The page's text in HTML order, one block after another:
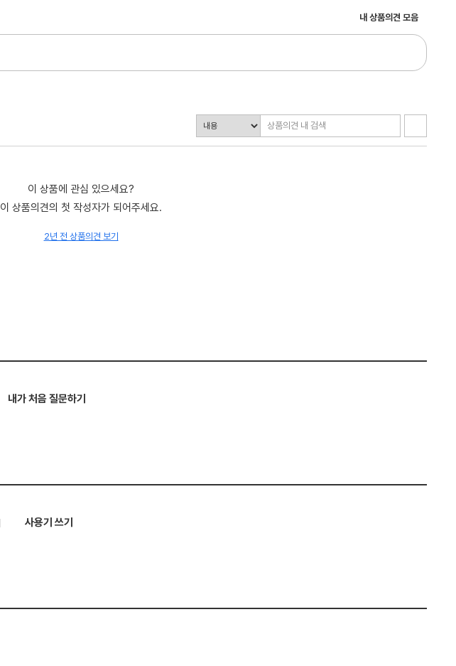
내 상품의견 모음
이 상품에 관심 있으세요?
이 상품의견의 첫 작성자가 되어주세요.
2년 전 상품의견 보기
내가 처음 질문하기
사용기 쓰기